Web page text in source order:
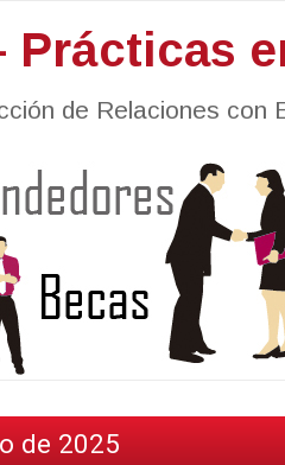
Prácticas
de Relaciones con
de 2025